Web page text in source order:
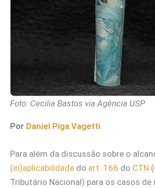
Foto: Cecilia Bastos via Agência USP
Por Daniel Piga Vagetti
Para além da discussão sobre o
(in)aplicabilidade do art. 166 do CTN
Tributário Nacional) para os casos